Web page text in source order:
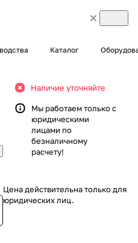
Каталог
Наличие уточняйте
Мы работаем только с
юридическими
лицами по
безналичному
расчету!
Цена действительна только для
юридических лиц.